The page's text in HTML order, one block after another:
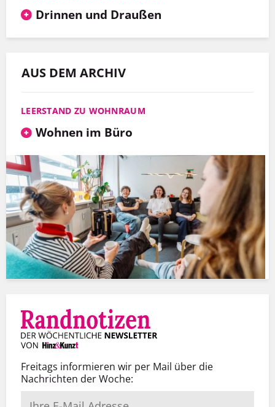
Drinnen und Draußen
AUS DEM ARCHIV
LEERSTAND ZU WOHNRAUM
Wohnen im Büro
Freitags informieren wir per Mail über die
Nachrichten der Woche: